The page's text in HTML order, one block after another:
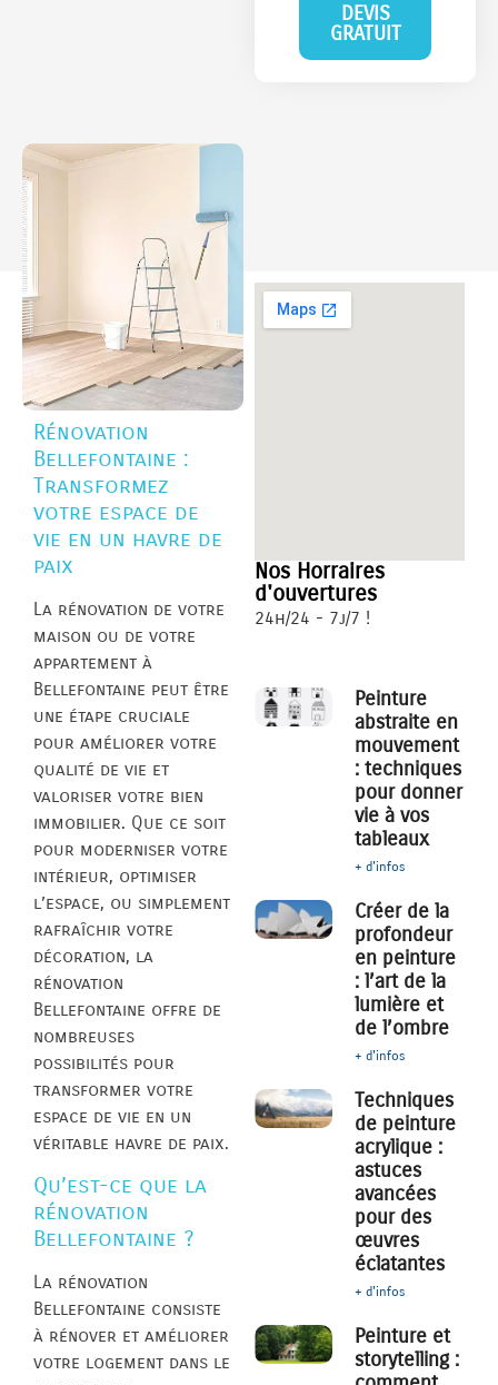
DEVIS
GRATUIT
Rénovation
Bellefontaine :
Transformez
votre espace de
vie en un havre de
paix
La rénovation de votre
maison ou de votre
appartement à
Bellefontaine peut être
une étape cruciale
pour améliorer votre
qualité de vie et
valoriser votre bien
immobilier. Que ce soit
pour moderniser votre
intérieur, optimiser
l’espace, ou simplement
rafraîchir votre
décoration, la
rénovation
Bellefontaine offre de
nombreuses
possibilités pour
transformer votre
espace de vie en un
véritable havre de paix.
Qu’est-ce que la
rénovation
Bellefontaine ?
La rénovation
Bellefontaine consiste
à rénover et améliorer
votre logement dans le
Nos Horraires
d'ouvertures
24h/24 - 7j/7 !
Peinture
abstraite en
mouvement
: techniques
pour donner
vie à vos
tableaux
+ d'infos
Créer de la
profondeur
en peinture
: l’art de la
lumière et
de l’ombre
+ d'infos
Techniques
de peinture
acrylique :
astuces
avancées
pour des
œuvres
éclatantes
+ d'infos
Peinture et
storytelling :